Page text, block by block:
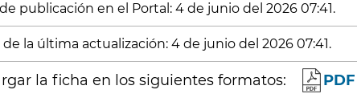
publicación en el Portal: 4 de junio del 2026 07:41.
de la última actualización: 4 de junio del 2026 07:41.
la ficha en los siguientes formatos: PDF